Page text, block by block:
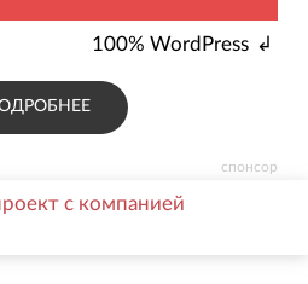
спонсор
100%WordPress
с компанией